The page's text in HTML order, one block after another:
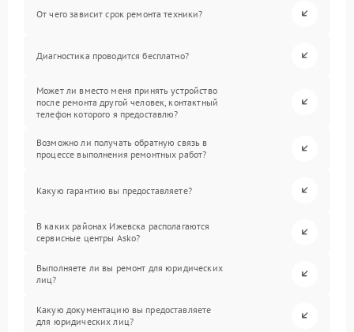
От чего зависит срок ремонта техники?
Диагностика проводится бесплатно?
Может ли вместо меня принять устройство
после ремонта другой человек, контактный
телефон которого я предоставлю?
Возможно ли получать обратную связь в
процессе выполнения ремонтных работ?
Какую гарантию вы предоставляете?
В каких районах Ижевска располагаются
сервисные центры Asko?
Выполняете ли вы ремонт для юридических
лиц?
Какую документацию вы предоставляете
для юридических лиц?